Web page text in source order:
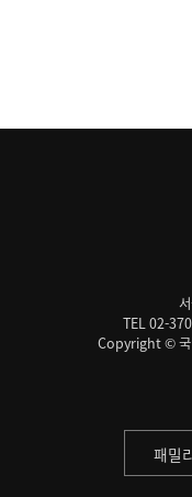
TEL 02-
Copyright © 국
패밀